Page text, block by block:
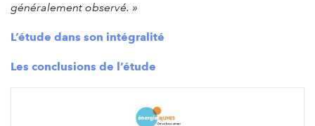
généralement observé. »
L’étude dans son intégralité
Les conclusions de l’étude